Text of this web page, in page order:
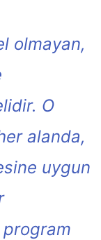
olmayan,
O
alanda,
uygun